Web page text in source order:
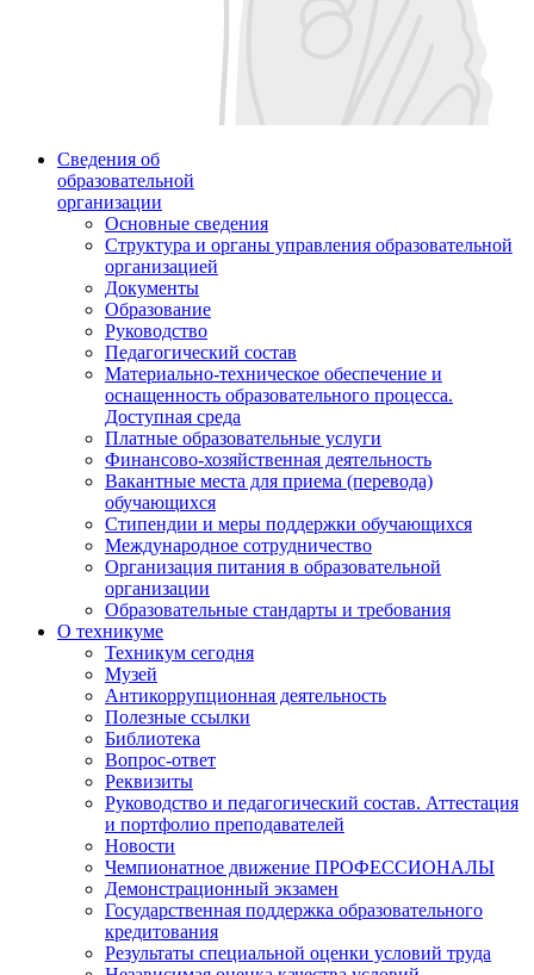
Сведения об
образовательной
организации
Основные сведения
Структура и органы управления образовательной
организацией
Документы
Образование
Руководство
Педагогический состав
Материально-техническое обеспечение и
оснащенность образовательного процесса.
Доступная среда
Платные образовательные услуги
Финансово-хозяйственная деятельность
Вакантные места для приема (перевода)
обучающихся
Стипендии и меры поддержки обучающихся
Международное сотрудничество
Организация питания в образовательной
организации
Образовательные стандарты и требования
О техникуме
Техникум сегодня
Музей
Антикоррупционная деятельность
Полезные ссылки
Библиотека
Вопрос-ответ
Реквизиты
Руководство и педагогический состав. Аттестация
и портфолио преподавателей
Новости
Чемпионатное движение ПРОФЕССИОНАЛЫ
Демонстрационный экзамен
Государственная поддержка образовательного
кредитования
Результаты специальной оценки условий труда